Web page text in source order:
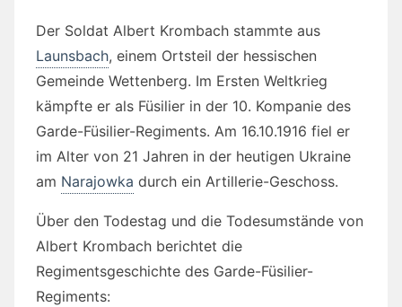
Der Soldat Albert Krombach stammte aus
Launsbach, einem Ortsteil der hessischen
Gemeinde Wettenberg. Im Ersten Weltkrieg
kämpfte er als Füsilier in der 10. Kompanie des
Garde-Füsilier-Regiments. Am 16.10.1916 fiel er
im Alter von 21 Jahren in der heutigen Ukraine
am Narajowka durch ein Artillerie-Geschoss.
Über den Todestag und die Todesumstände von
Albert Krombach berichtet die
Regimentsgeschichte des Garde-Füsilier-
Regiments: